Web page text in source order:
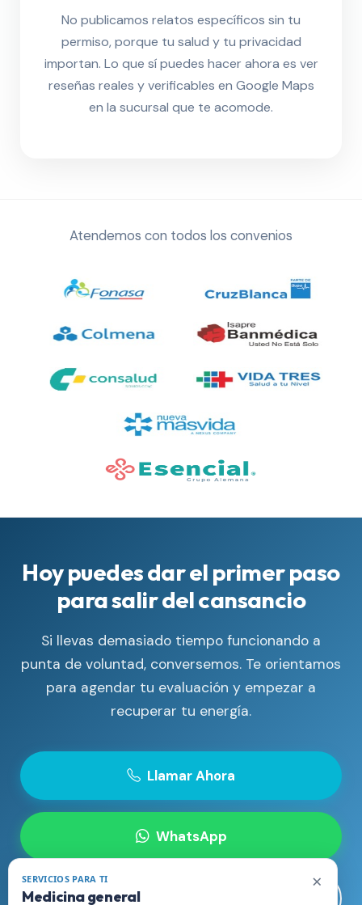
No publicamos relatos específicos sin tu
permiso, porque tu salud y tu privacidad
importan. Lo que sí puedes hacer ahora es ver
reseñas reales y verificables en Google Maps
en la sucursal que te acomode.
Atendemos con todos los convenios
Hoy puedes dar el primer paso
para salir del cansancio
Si llevas demasiado tiempo funcionando a
punta de voluntad, conversemos. Te orientamos
para agendar tu evaluación y empezar a
recuperar tu energía.
Llamar Ahora
WhatsApp
Visitar Sitio Web
SERVICIOS PARA TI
Medicina general
×